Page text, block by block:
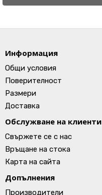
Информация
Общи условия
Поверителност
Размери
Доставка
Обслужване на клиенти
Свържете се с нас
Връщане на стока
Карта на сайта
Допълнения
Производители